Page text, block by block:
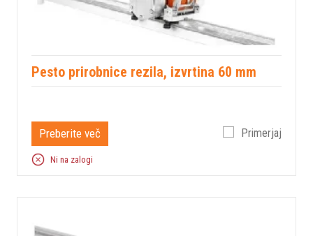
Pesto prirobnice rezila, izvrtina 60 mm
Preberite več Primerjaj
Ni na zalogi